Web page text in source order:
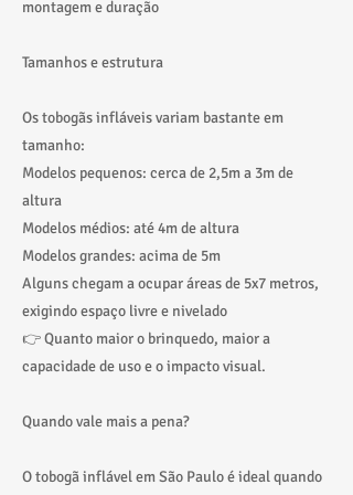
montagem e duração
Tamanhos e estrutura
Os tobogãs infláveis variam bastante em
tamanho:
Modelos pequenos: cerca de 2,5m a 3m de
altura
Modelos médios: até 4m de altura
Modelos grandes: acima de 5m
Alguns chegam a ocupar áreas de 5x7 metros,
exigindo espaço livre e nivelado
👉 Quanto maior o brinquedo, maior a
capacidade de uso e o impacto visual.
Quando vale mais a pena?
O tobogã inflável em São Paulo é ideal quando